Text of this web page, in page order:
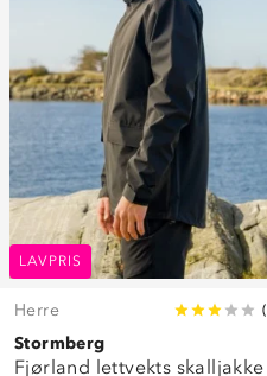
LAVPRIS
Herre (
Stormberg
Fjørland lettvekts skalljakke